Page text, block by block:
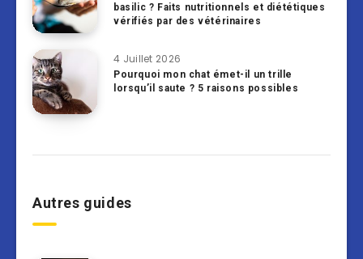
basilic ? Faits nutritionnels et diététiques
vérifiés par des vétérinaires
4 Juillet 2026
Pourquoi mon chat émet-il un trille
lorsqu’il saute ? 5 raisons possibles
Autres guides